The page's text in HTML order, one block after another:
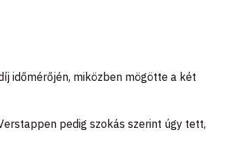
időmérőjén, miközben mögötte a két
pedig szokás szerint úgy tett,